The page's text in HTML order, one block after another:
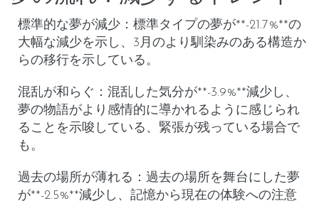
標準的な夢が減少 ： 標準タイプの夢が**-21.7%**の
大幅な減少を示し、3月のより馴染みのある構造か
らの移行を示している。
混乱が和らぐ ： 混乱した気分が**-3.9%**減少し、
夢の物語がより感情的に導かれるように感じられ
ることを示唆している、緊張が残っている場合で
も。
過去の場所が薄れる ： 過去の場所を舞台にした夢
が**-2.5%**減少し、記憶から現在の体験への注意